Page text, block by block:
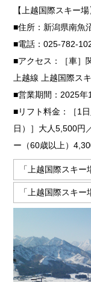
【上越国際スキー場
■住所：新潟県南魚
■電話：025-782-
■アクセス：［車］
上越線 上越国際ス
■営業期間：2025年
■リフト料金：［1
日）］大人5,500円
ー（60歳以上）
「上越国際スキ
「上越国際スキ